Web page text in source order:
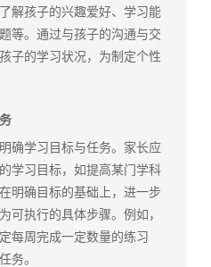
解孩子的兴趣爱好、学习能
等。通过与孩子的沟通与交
子的学习状况，为制定个性
学习目标与任务。家长应
学习目标，如提高某门学科
明确目标的基础上，进一步
可执行的具体步骤。例如，
每周完成一定数量的练习
务。